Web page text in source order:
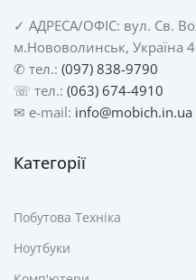
✓ АДРЕСА/ОФІС: вул. Св.
м.Нововолинськ, Україна
✆ тел.: (097) 838-9790
☏ тел.: (063) 674-4910
✉ e-mail: info@mobich.in.ua
Категорії
Побутова Техніка
Ноутбуки